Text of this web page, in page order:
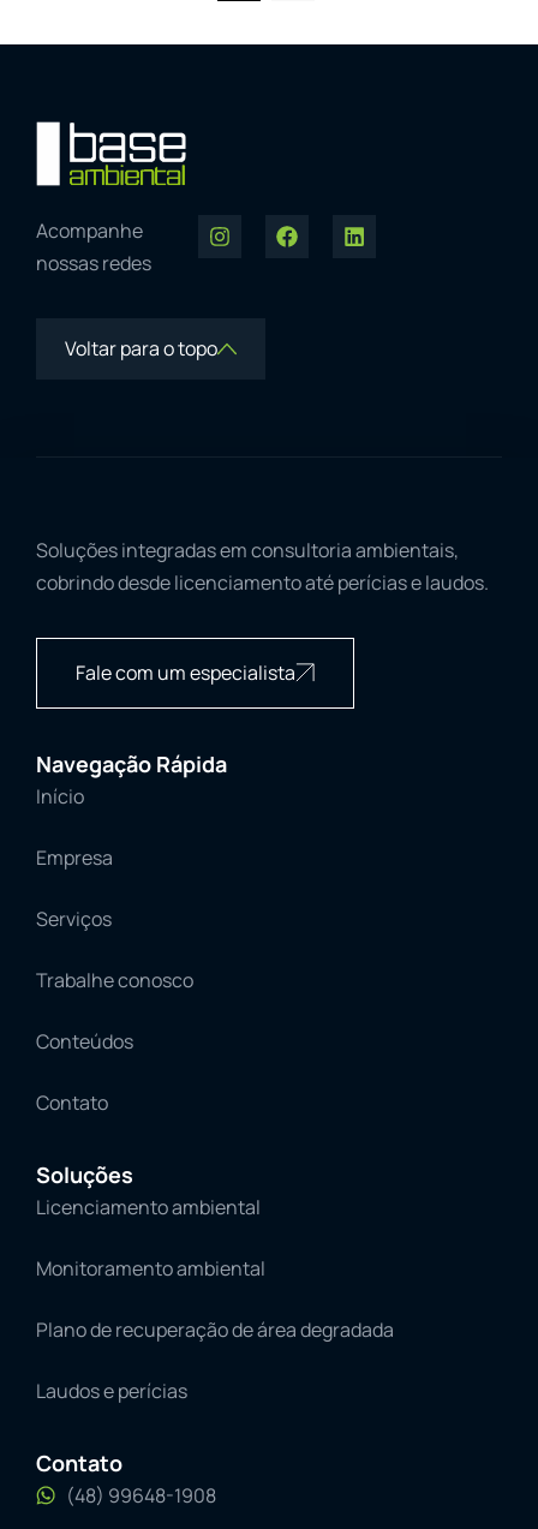
Acompanhe
nossas redes
Voltar para o topo
Soluções integradas em consultoria ambientais,
cobrindo desde licenciamento até perícias e laudos.
Fale com um especialista
Navegação Rápida
Início
Empresa
Serviços
Trabalhe conosco
Conteúdos
Contato
Soluções
Licenciamento ambiental
Monitoramento ambiental
Plano de recuperação de área degradada
Laudos e perícias
Contato
(48) 99648-1908